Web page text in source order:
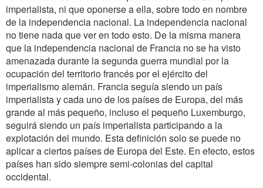
imperialista, ni que oponerse a ella, sobre todo en nombre
de la independencia nacional. La independencia nacional
no tiene nada que ver en todo esto. De la misma manera
que la independencia nacional de Francia no se ha visto
amenazada durante la segunda guerra mundial por la
ocupación del territorio francés por el ejército del
imperialismo alemán. Francia seguía siendo un país
imperialista y cada uno de los países de Europa, del más
grande al más pequeño, incluso el pequeño Luxemburgo,
seguirá siendo un país imperialista participando a la
explotación del mundo. Esta definición solo se puede no
aplicar a ciertos países de Europa del Este. En efecto, estos
países han sido siempre semi-colonias del capital
occidental.